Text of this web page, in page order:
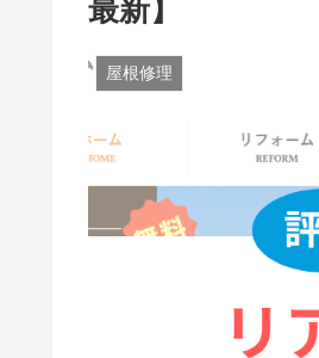
最新】
屋根修理